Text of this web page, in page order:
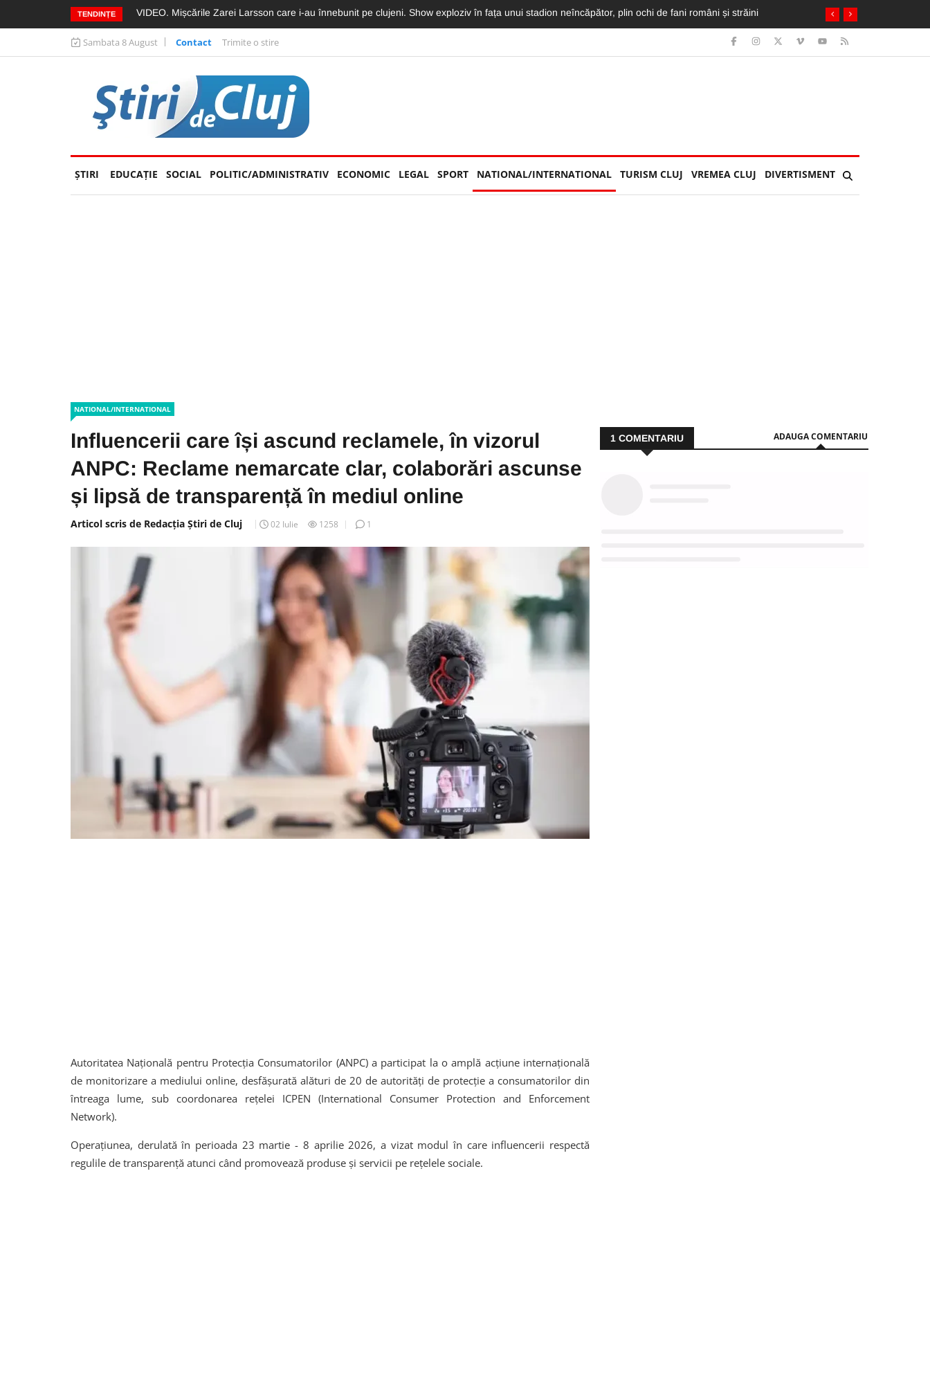
TENDINȚE VIDEO. Mișcările Zarei Larsson care i-au înnebunit pe clujeni. Show exploziv în fața unui stadion neîncăpător, plin ochi de fani români și străini
Sambata 8 August Contact Trimite o stire
ŞTIRI EDUCAȚIE (CURRENT)
SOCIAL POLITIC/ADMINISTRATIV ECONOMIC LEGAL SPORT NATIONAL/INTERNATIONAL TURISM CLUJ VREMEA CLUJ DIVERTISMENT
NATIONAL/INTERNATIONAL
Influencerii care își ascund reclamele, în vizorul
ANPC: Reclame nemarcate clar, colaborări ascunse
și lipsă de transparență în mediul online
Articol scris de Redacția Știri de Cluj 02 Iulie 1258 1
Autoritatea Națională pentru Protecția Consumatorilor (ANPC) a participat la o amplă acțiune internațională
de monitorizare a mediului online, desfășurată alături de 20 de autorități de protecție a consumatorilor din
întreaga lume, sub coordonarea rețelei ICPEN (International Consumer Protection and Enforcement
Network).
Operațiunea, derulată în perioada 23 martie - 8 aprilie 2026, a vizat modul în care influencerii respectă
regulile de transparență atunci când promovează produse și servicii pe rețelele sociale.
1 COMENTARIU ADAUGA COMENTARIU